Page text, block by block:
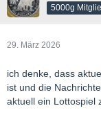
5000g
29. März 2026
ich denke, dass
ist und die
aktuell ein Lottospiel